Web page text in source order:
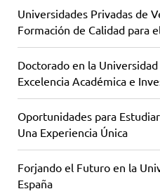
Universidades Privadas de
Formación de Calidad para
Doctorado en la Universidad
Excelencia Académica e
Oportunidades para
Una Experiencia Única
Forjando el Futuro en la
España